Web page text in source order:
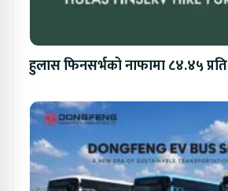
हुलास फिनसर्भको नाफामा ८४.४५